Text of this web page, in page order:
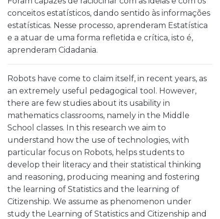
conceitos estatísticos, dando sentido às informações
estatísticas. Nesse processo, aprenderam Estatística
e a atuar de uma forma refletida e crítica, isto é,
aprenderam Cidadania.
Robots have come to claim itself, in recent years, as
an extremely useful pedagogical tool. However,
there are few studies about its usability in
mathematics classrooms, namely in the Middle
School classes. In this research we aim to
understand how the use of technologies, with
particular focus on Robots, helps students to
develop their literacy and their statistical thinking
and reasoning, producing meaning and fostering
the learning of Statistics and the learning of
Citizenship. We assume as phenomenon under
study the Learning of Statistics and Citizenship and